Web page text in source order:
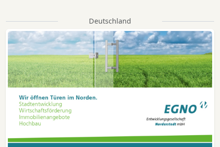
Deutschland